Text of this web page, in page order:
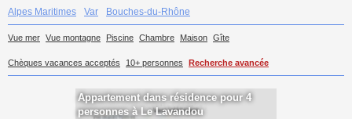
Alpes Maritimes Var Bouches-du-Rhône
Vue mer Vue montagne Piscine Chambre Maison Gîte
Chèques vacances acceptés 10+ personnes Recherche avancée
Appartement dans résidence pour 4
personnes à Le Lavandou